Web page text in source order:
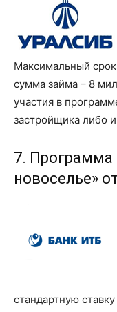
Максимальный
сумма займа – 8
участия в
застройщика либо
7. Программа
новоселье»
стандартную